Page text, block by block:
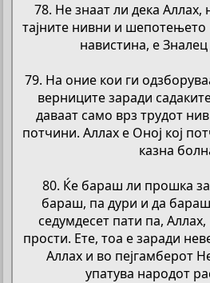
78. Не знаат ли дека Аллах,
тајните нивни и шепотењето
навистина, е Зналец
79. На оние кои ги
верниците заради
даваат само врз трудот
потчини. Аллах е Оној кој
казна
80. Ќе бараш ли прошка
бараш, па дури и да
седумдесет пати па,
прости. Ете, тоа е заради
Аллах и во пејгамберот
упатува народот